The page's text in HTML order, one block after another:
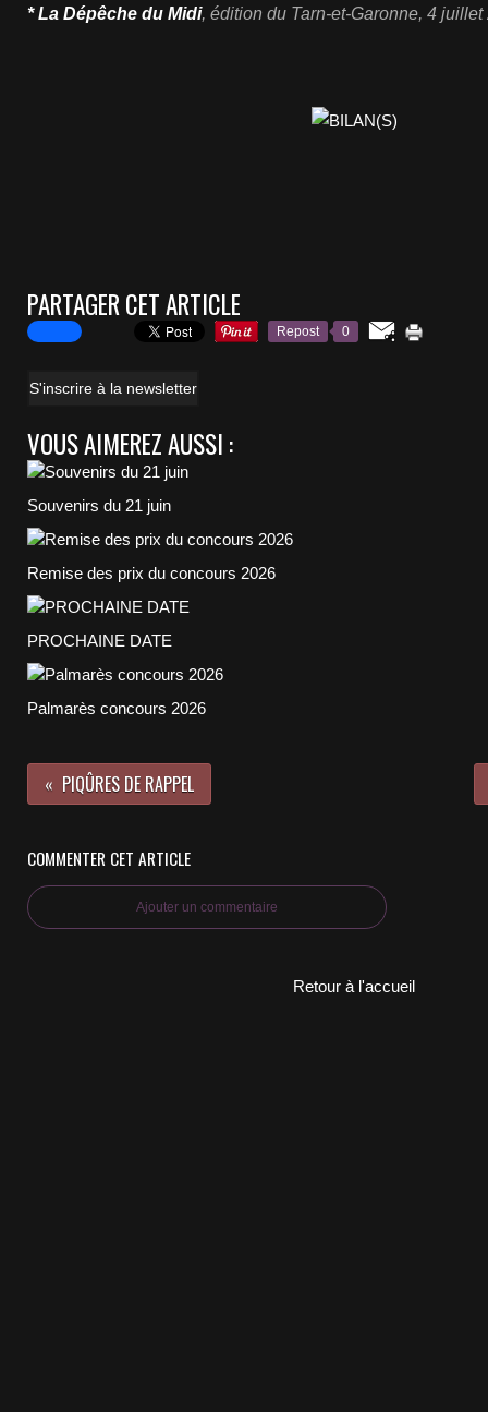
* La Dépêche du Midi, édition du Tarn-et-Garonne, 4 juillet
PARTAGER CET ARTICLE
Repost 0
S'inscrire à la newsletter
VOUS AIMEREZ AUSSI :
Souvenirs du 21 juin
Remise des prix du concours 2026
PROCHAINE DATE
Palmarès concours 2026
PIQÛRES DE RAPPEL
COMMENTER CET ARTICLE
Ajouter un commentaire
Retour à l'accueil